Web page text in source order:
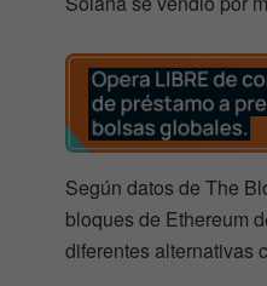
Según datos de The
bloques de Ethereum
diferentes alternativas